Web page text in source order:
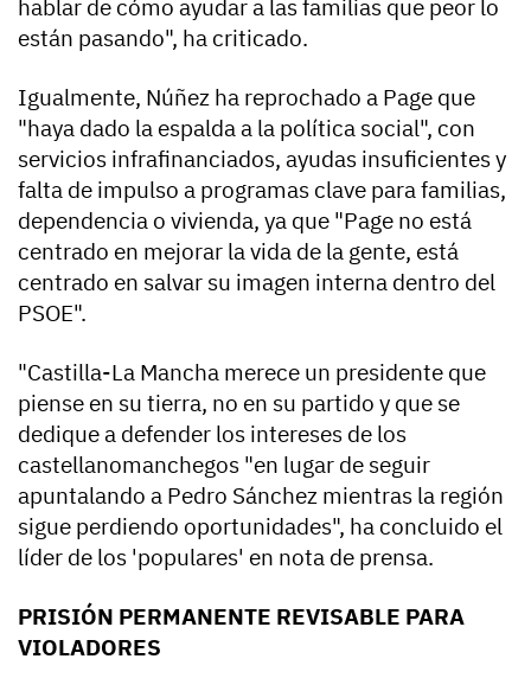
hablar de cómo ayudar a las familias que peor lo
están pasando", ha criticado.
Igualmente, Núñez ha reprochado a Page que
"haya dado la espalda a la política social", con
servicios infrafinanciados, ayudas insuficientes y
falta de impulso a programas clave para familias,
dependencia o vivienda, ya que "Page no está
centrado en mejorar la vida de la gente, está
centrado en salvar su imagen interna dentro del
PSOE".
"Castilla-La Mancha merece un presidente que
piense en su tierra, no en su partido y que se
dedique a defender los intereses de los
castellanomanchegos "en lugar de seguir
apuntalando a Pedro Sánchez mientras la región
sigue perdiendo oportunidades", ha concluido el
líder de los 'populares' en nota de prensa.
PRISIÓN PERMANENTE REVISABLE PARA
VIOLADORES